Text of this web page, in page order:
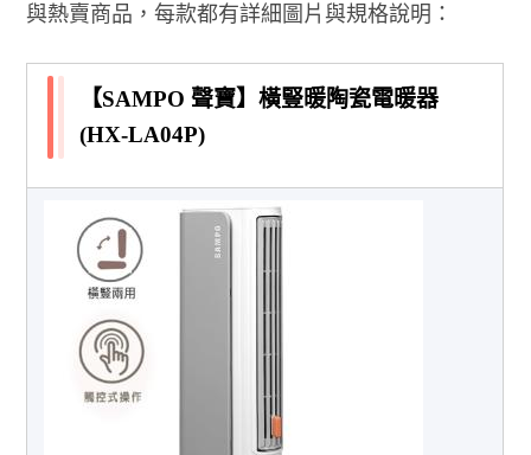
與熱賣商品，每款都有詳細圖片與規格說明：
【SAMPO 聲寶】橫豎暖陶瓷電暖器
(HX-LA04P)